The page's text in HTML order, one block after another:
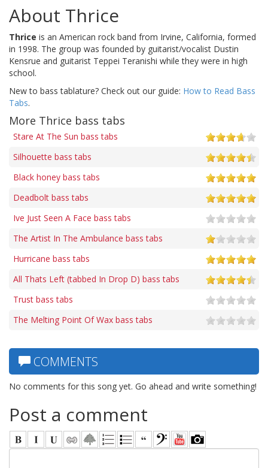
About Thrice
Thrice is an American rock band from Irvine, California, formed
in 1998. The group was founded by guitarist/vocalist Dustin
Kensrue and guitarist Teppei Teranishi while they were in high
school.
New to bass tablature? Check out our guide: How to Read Bass
Tabs.
More Thrice bass tabs
Stare At The Sun bass tabs
Silhouette bass tabs
Black honey bass tabs
Deadbolt bass tabs
Ive Just Seen A Face bass tabs
The Artist In The Ambulance bass tabs
Hurricane bass tabs
All Thats Left (tabbed In Drop D) bass tabs
Trust bass tabs
The Melting Point Of Wax bass tabs
COMMENTS
No comments for this song yet. Go ahead and write something!
Post a comment